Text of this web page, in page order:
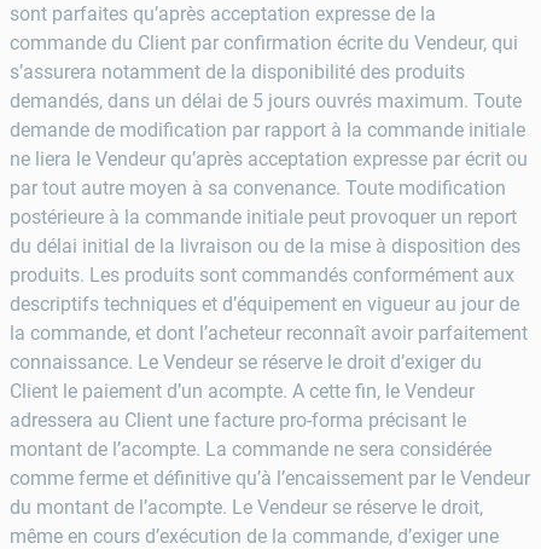
sont parfaites qu’après acceptation expresse de la
commande du Client par confirmation écrite du Vendeur, qui
s’assurera notamment de la disponibilité des produits
demandés, dans un délai de 5 jours ouvrés maximum. Toute
demande de modification par rapport à la commande initiale
ne liera le Vendeur qu’après acceptation expresse par écrit ou
par tout autre moyen à sa convenance. Toute modification
postérieure à la commande initiale peut provoquer un report
du délai initial de la livraison ou de la mise à disposition des
produits. Les produits sont commandés conformément aux
descriptifs techniques et d’équipement en vigueur au jour de
la commande, et dont l’acheteur reconnaît avoir parfaitement
connaissance. Le Vendeur se réserve le droit d’exiger du
Client le paiement d’un acompte. A cette fin, le Vendeur
adressera au Client une facture pro-forma précisant le
montant de l’acompte. La commande ne sera considérée
comme ferme et définitive qu’à l’encaissement par le Vendeur
du montant de l’acompte. Le Vendeur se réserve le droit,
même en cours d’exécution de la commande, d’exiger une